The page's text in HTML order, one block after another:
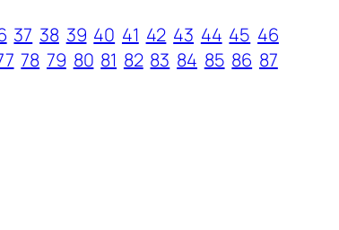
37 38 39 40 41 42 43 44 45 46
78 79 80 81 82 83 84 85 86 87